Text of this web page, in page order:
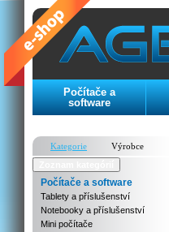
Počítače a
software
Kategorie
Výrobce
Počítače a software
Tablety a příslušenství
Notebooky a příslušenství
Mini počítače